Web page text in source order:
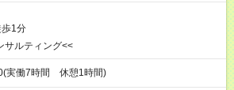
1分
サルティング<<
実働7時間 休憩1時間)